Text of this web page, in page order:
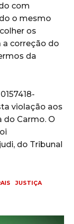
com
o mesmo
os
a correção do
da
violação aos
do Carmo. O
do Tribunal
JUSTIÇA